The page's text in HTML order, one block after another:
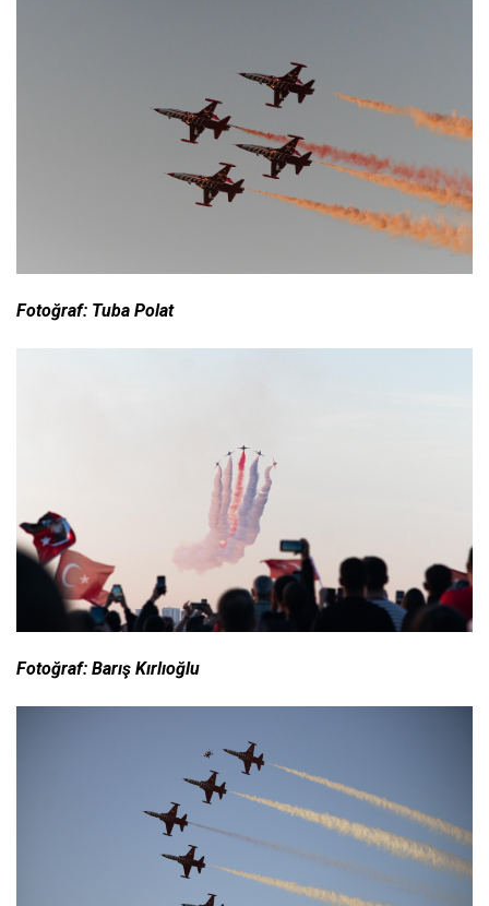
Fotoğraf: Tuba Polat
Fotoğraf: Barış Kırlıoğlu